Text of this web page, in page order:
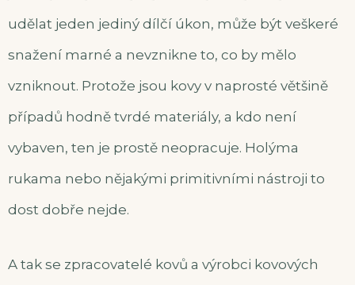
udělat jeden jediný dílčí úkon, může být veškeré
snažení marné a nevznikne to, co by mělo
vzniknout. Protože jsou kovy v naprosté většině
případů hodně tvrdé materiály, a kdo není
vybaven, ten je prostě neopracuje. Holýma
rukama nebo nějakými primitivními nástroji to
dost dobře nejde.
A tak se zpracovatelé kovů a výrobci kovových